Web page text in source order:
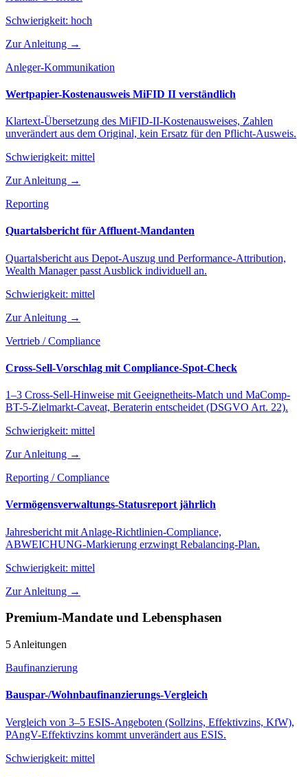
Schwierigkeit: hoch
Zur Anleitung →
Anleger-Kommunikation
Wertpapier-Kostenausweis MiFID II verständlich
Klartext-Übersetzung des MiFID-II-Kostenausweises, Zahlen
unverändert aus dem Original, kein Ersatz für den Pflicht-Ausweis.
Schwierigkeit: mittel
Zur Anleitung →
Reporting
Quartalsbericht für Affluent-Mandanten
Quartalsbericht aus Depot-Auszug und Performance-Attribution,
Wealth Manager passt Ausblick individuell an.
Schwierigkeit: mittel
Zur Anleitung →
Vertrieb / Compliance
Cross-Sell-Vorschlag mit Compliance-Spot-Check
1–3 Cross-Sell-Hinweise mit Geeignetheits-Match und MaComp-
BT-5-Zielmarkt-Caveat, Beraterin entscheidet (DSGVO Art. 22).
Schwierigkeit: mittel
Zur Anleitung →
Reporting / Compliance
Vermögensverwaltungs-Statusreport jährlich
Jahresbericht mit Anlage-Richtlinien-Compliance,
ABWEICHUNG-Markierung erzwingt Rebalancing-Plan.
Schwierigkeit: mittel
Zur Anleitung →
Premium-Mandate und Lebensphasen
5 Anleitungen
Baufinanzierung
Bauspar-/Wohnbaufinanzierungs-Vergleich
Vergleich von 3–5 ESIS-Angeboten (Sollzins, Effektivzins, KfW),
PAngV-Effektivzins kommt unverändert aus ESIS.
Schwierigkeit: mittel